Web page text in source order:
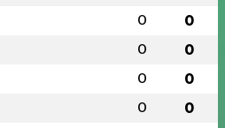
0 0
0 0
0 0
0 0